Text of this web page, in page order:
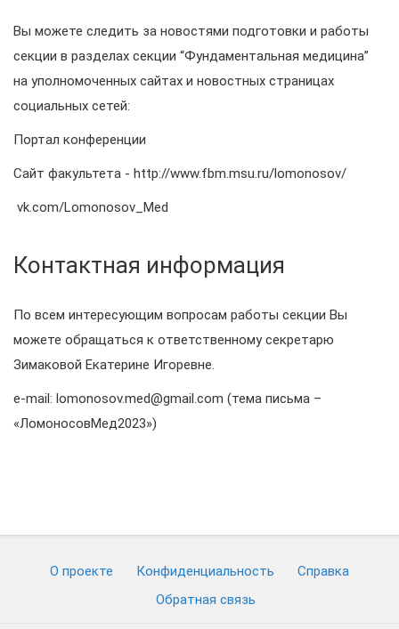
Вы можете следить за новостями подготовки и работы
секции в разделах секции “Фундаментальная медицина”
на уполномоченных сайтах и новостных страницах
социальных сетей:
Портал конференции
Сайт факультета - http://www.fbm.msu.ru/lomonosov/
vk.com/Lomonosov_Med
Контактная информация
По всем интересующим вопросам работы секции Вы
можете обращаться к ответственному секретарю
Зимаковой Екатерине Игоревне.
e-mail: lomonosov.med@gmail.com (тема письма –
«ЛомоносовМед2023»)
О проекте Конфиденциальность
Cправка
Обратная связь